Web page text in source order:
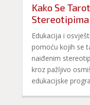
Kako Se
Edukacija i
pomoću kojih se
naiđenim
kroz pažljivo
edukacijske